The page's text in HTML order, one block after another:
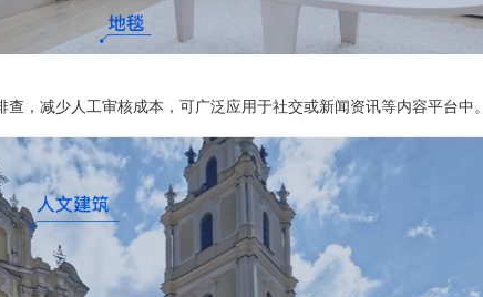
，减少人工审核成本，可广泛应用于社交或新闻资讯等内容平台中。